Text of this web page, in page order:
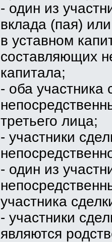
- один из
вклада (пая)
в уставном
составляющих
капитала;
- оба участника
третьего лица;
- участники
- один из
участника
- участники
являются